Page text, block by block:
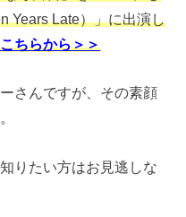
Years Late）」に出演し
ちらから＞＞
さんですが、その素顔
りたい方はお見逃しな